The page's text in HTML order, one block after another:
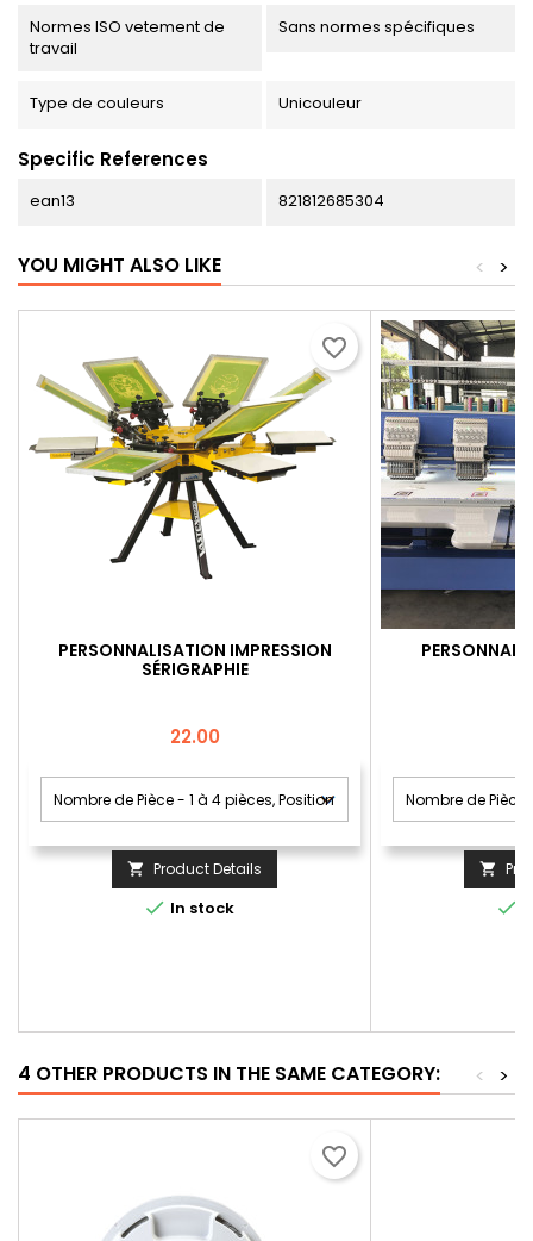
Normes ISO vetement de
travail
Sans normes spécifiques
Type de couleurs Unicouleur
Specific References
ean13 821812685304
YOU MIGHT ALSO LIKE >
<
PERSONNALISATION IMPRESSION
SÉRIGRAPHIE
Price
22.00
 Product Details
 In stock
favorite_border


4 OTHER PRODUCTS IN THE SAME CATEGORY: >
<
favorite_border